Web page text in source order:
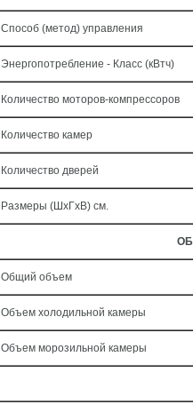
Способ (метод) управления
Энергопотребление - Класс (кВтч)
Количество моторов-компрессоров
Количество камер
Количество дверей
Размеры (ШxГxВ) см.
Общий объем
Объем холодильной камеры
Объем морозильной камеры